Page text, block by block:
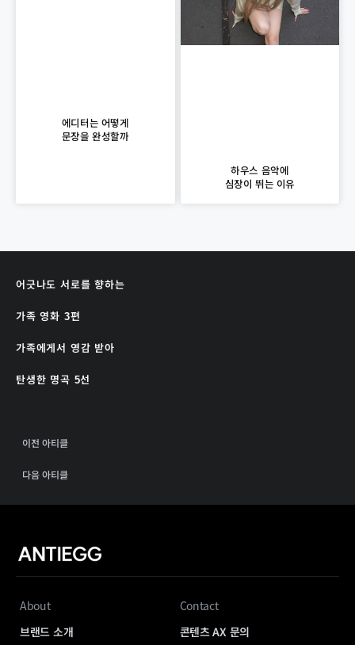
에디터는 어떻게
문장을 완성할까
하우스 음악에
심장이 뛰는 이유
어긋나도 서로를 향하는
가족 영화 3편
가족에게서 영감 받아
탄생한 명곡 5선
이전 아티클
다음 아티클
About
브랜드 소개
Contact
콘텐츠 AX 문의